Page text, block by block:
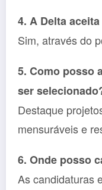
4. A Delta
Sim, através do
5. Como posso
ser
Destaque
mensuráveis e
6. Onde posso
As candidaturas